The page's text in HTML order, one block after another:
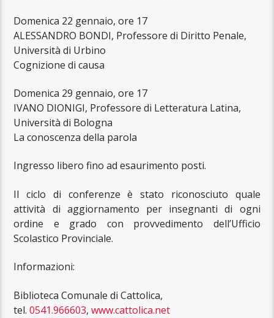
Domenica 22 gennaio, ore 17
ALESSANDRO BONDI, Professore di Diritto Penale,
Università di Urbino
Cognizione di causa
Domenica 29 gennaio, ore 17
IVANO DIONIGI, Professore di Letteratura Latina,
Università di Bologna
La conoscenza della parola
Ingresso libero fino ad esaurimento posti.
Il ciclo di conferenze è stato riconosciuto quale
attività di aggiornamento per insegnanti di ogni
ordine e grado con provvedimento dell’Ufficio
Scolastico Provinciale.
Informazioni:
Biblioteca Comunale di Cattolica,
tel.0541.966603,www.cattolica.net